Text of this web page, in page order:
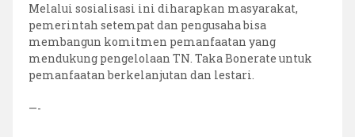
Melalui sosialisasi ini diharapkan masyarakat,
pemerintah setempat dan pengusaha bisa
membangun komitmen pemanfaatan yang
mendukung pengelolaan TN. Taka Bonerate untuk
pemanfaatan berkelanjutan dan lestari.
—-